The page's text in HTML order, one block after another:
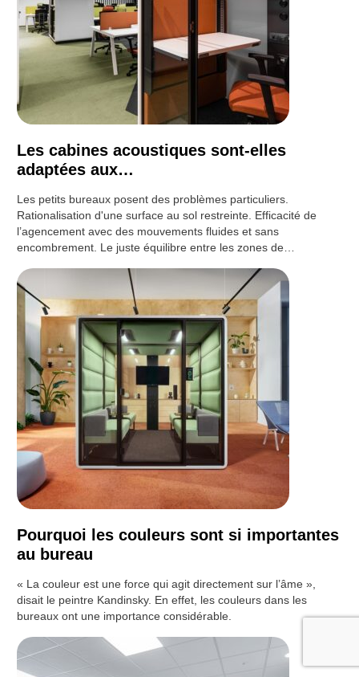
Les cabines acoustiques sont-elles
adaptées aux…
Les petits bureaux posent des problèmes particuliers.
Rationalisation d'une surface au sol restreinte. Efficacité de
l’agencement avec des mouvements fluides et sans
encombrement. Le juste équilibre entre les zones de…
Pourquoi les couleurs sont si importantes
au bureau
« La couleur est une force qui agit directement sur l’âme »,
disait le peintre Kandinsky. En effet, les couleurs dans les
bureaux ont une importance considérable.